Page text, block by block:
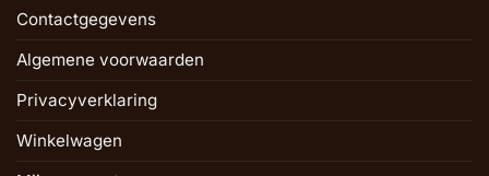
Contactgegevens
Algemene voorwaarden
Privacyverklaring
Winkelwagen